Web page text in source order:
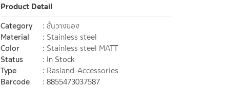
Product Detail
Category
ชั้นวางของ
Material
Stainless steel
Color
Stainless steel MATT
Status
In Stock
Type
Rasland-Accessories
Barcode
8855473037587